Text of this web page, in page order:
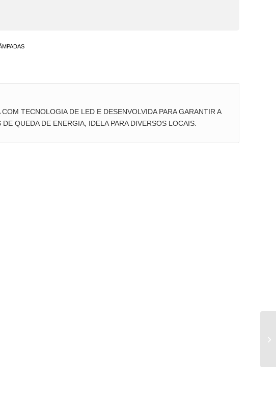
TECNOLOGIA DE LED E DESENVOLVIDA PARA GARANTIR A
QUEDA DE ENERGIA, IDELA PARA DIVERSOS LOCAIS.